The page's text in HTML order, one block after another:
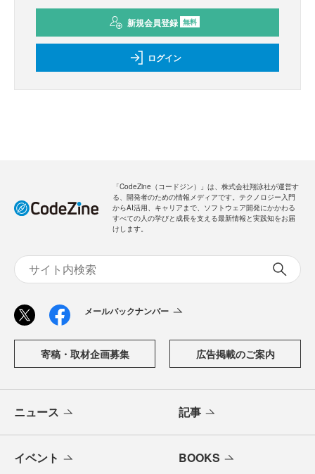
新規会員登録 無料
ログイン
「CodeZine（コードジン）」は、株式会社翔泳社が運営す
る、開発者のための情報メディアです。テクノロジー入門
からAI活用、キャリアまで、ソフトウェア開発にかかわる
すべての人の学びと成長を支える最新情報と実践知をお届
けします。
メールバックナンバー
寄稿・取材企画募集 広告掲載のご案内
ニュース 記事
イベント BOOKS